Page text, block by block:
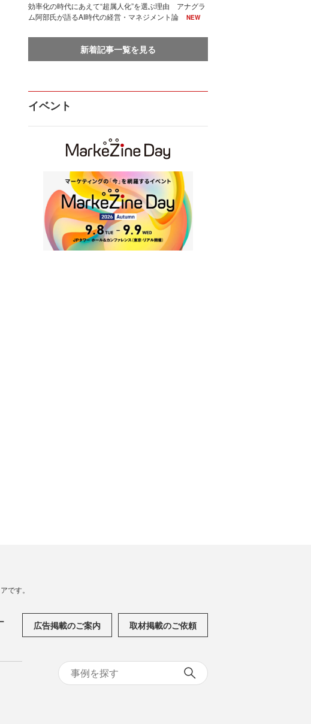
効率化の時代にあえて“超属人化”を選ぶ理由 アナグラ
ム阿部氏が語るAI時代の経営・マネジメント論
NEW
新着記事一覧を見る
イベント
です。
広告掲載のご案内 取材掲載のご依頼